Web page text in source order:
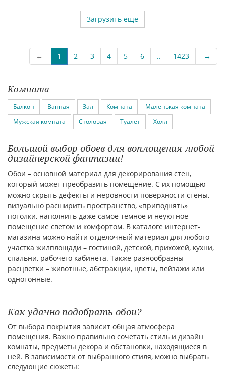
Загрузить еще
← 1 2 3 4 5 6 .. 1423 →
Комната
Балкон Ванная Зал Комната
Маленькая комната
Мужская комната
Столовая Туалет Холл
Большой выбор обоев для воплощения любой
дизайнерской фантазии!
Обои – основной материал для декорирования стен,
который может преобразить помещение. С их помощью
можно скрыть дефекты и неровности поверхности стены,
визуально расширить пространство, «приподнять»
потолки, наполнить даже самое темное и неуютное
помещение светом и комфортом. В каталоге интернет-
магазина можно найти отделочный материал для любого
участка жилплощади – гостиной, детской, прихожей, кухни,
спальни, рабочего кабинета. Также разнообразны
расцветки – животные, абстракции, цветы, пейзажи или
однотонные.
Как удачно подобрать обои?
От выбора покрытия зависит общая атмосфера
помещения. Важно правильно сочетать стиль и дизайн
комнаты, предметы декора и обстановки, находящиеся в
ней. В зависимости от выбранного стиля, можно выбрать
следующие сюжеты: